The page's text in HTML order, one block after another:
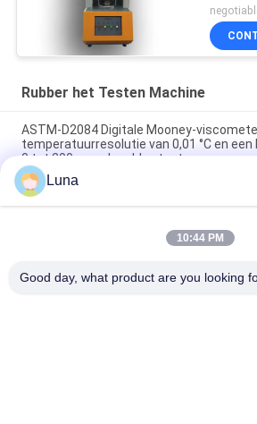
Rubber het Testen Machine
ASTM-D2084 Digitale Mooney-
temperatuurresolutie van 0,01 °C en
0 tot 200 voor de rubbertest
Het laboratorium gebruikte Enige de
Spaandercontrole Rubber het Testen
ISO 180 digitale Charpy-impacttester
Luna
10:44 PM
Good day, what product are you looking